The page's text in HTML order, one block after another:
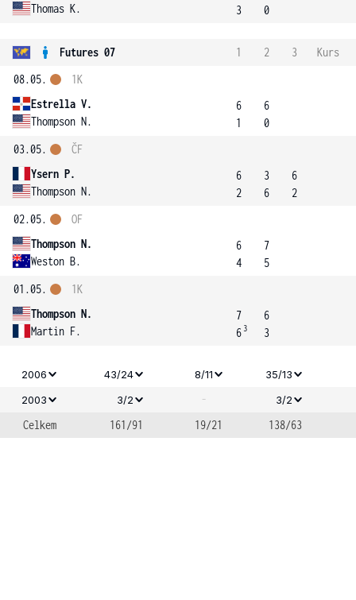
Thomas K.
3
0
Futures 07 1 2 3
Kurs
08.05.
Estrella V.
Thompson N.
1K
6
1
6
0
03.05.
Ysern P.
Thompson N.
ČF
6
2
3
6
6
2
02.05.
Thompson N.
Weston B.
OF
6
4
7
5
01.05.
Thompson N.
Martin F.
1K
7
6 3
6
3
2006 43/24 8/11
35/13
2003
3/2 - 3/2
Celkem 161/91 19/21 138/63